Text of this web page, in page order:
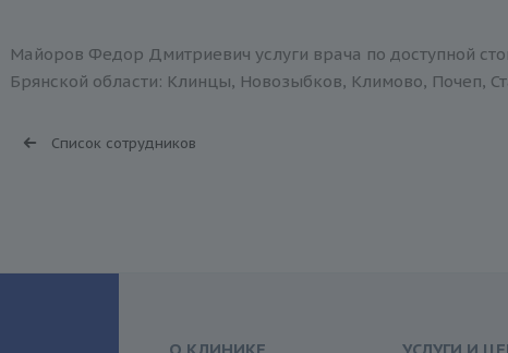
Майоров Федор Дмитриевич услуги врача по доступной
Брянской области: Клинцы, Новозыбков, Климово, Почеп,
Список сотрудников